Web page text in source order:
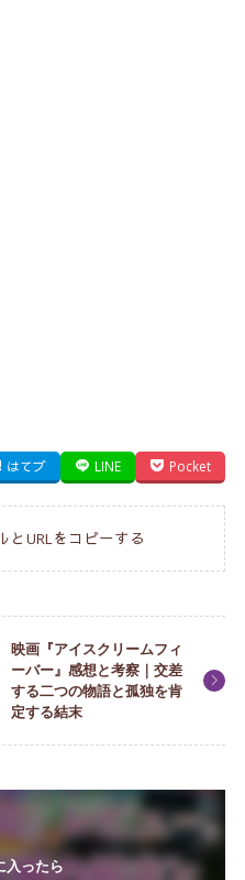
はてブ LINE Pocket
とURLをコピーする
映画『アイスクリームフィ
ーバー』感想と考察｜交差
する二つの物語と孤独を肯
定する結末
入ったら